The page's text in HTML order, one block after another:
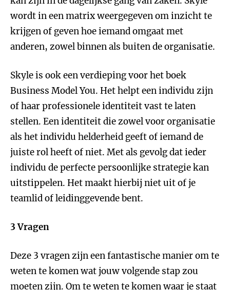
wordt in een matrix weergegeven om inzicht te
krijgen of geven hoe iemand omgaat met
anderen, zowel binnen als buiten de organisatie.
Skyle is ook een verdieping voor het boek
Business Model You. Het helpt een individu zijn
of haar professionele identiteit vast te laten
stellen. Een identiteit die zowel voor organisatie
als het individu helderheid geeft of iemand de
juiste rol heeft of niet. Met als gevolg dat ieder
individu de perfecte persoonlijke strategie kan
uitstippelen. Het maakt hierbij niet uit of je
teamlid of leidinggevende bent.
3 Vragen
Deze 3 vragen zijn een fantastische manier om te
weten te komen wat jouw volgende stap zou
moeten zijn. Om te weten te komen waar je staat